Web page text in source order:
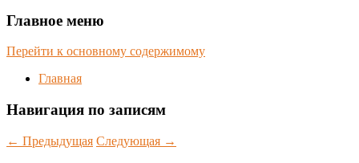
Главное меню
Перейти к основному содержимому
Главная
Навигация по записям
← Предыдущая Следующая →